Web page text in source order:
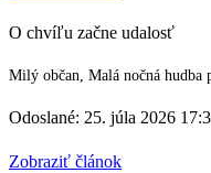
O chvíľu začne udalosť
Milý občan, Malá nočná hudba
Odoslané: 25. júla 2026
Zobraziť článok